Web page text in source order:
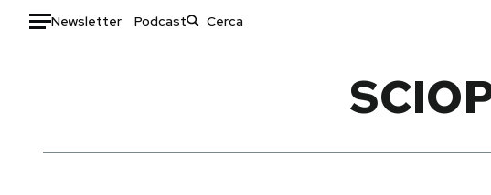
Newsletter Podcast
Italia
Moda